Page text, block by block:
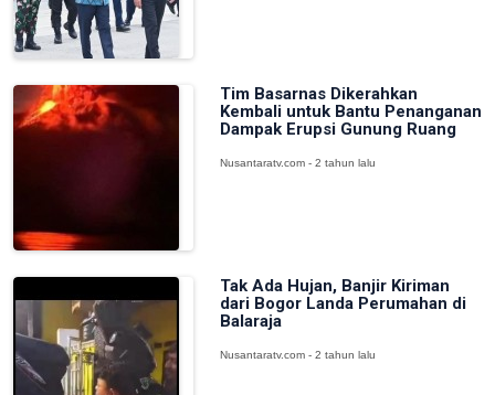
Tim Basarnas Dikerahkan
Kembali untuk Bantu Penanganan
Dampak Erupsi Gunung Ruang
Nusantaratv.com - 2 tahun lalu
Tak Ada Hujan, Banjir Kiriman
dari Bogor Landa Perumahan di
Balaraja
Nusantaratv.com - 2 tahun lalu